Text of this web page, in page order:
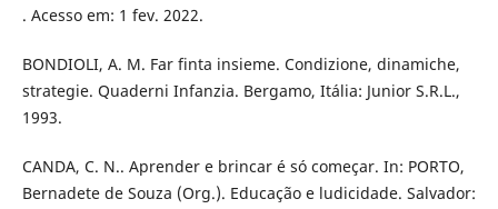
. Acesso em: 1 fev. 2022.
BONDIOLI, A. M. Far finta insieme. Condizione, dinamiche,
strategie. Quaderni Infanzia. Bergamo, Itália: Junior S.R.L.,
1993.
CANDA, C. N.. Aprender e brincar é só começar. In: PORTO,
Bernadete de Souza (Org.). Educação e ludicidade. Salvador: